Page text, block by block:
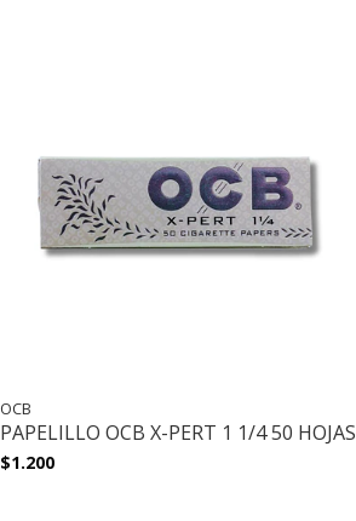
OCB
PAPELILLO OCB X-PERT 1 1/4 50 HOJAS
$1.200